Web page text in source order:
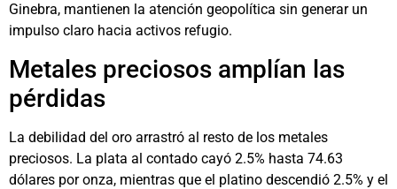
Ginebra, mantienen la atención geopolítica sin generar un
impulso claro hacia activos refugio.
Metales preciosos amplían las
pérdidas
La debilidad del oro arrastró al resto de los metales
preciosos. La plata al contado cayó 2.5% hasta 74.63
dólares por onza, mientras que el platino descendió 2.5% y el